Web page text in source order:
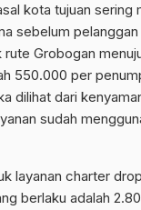
kota tujuan sering
sebelum
Grobogan
550.000 per
dilihat dari
sudah
layanan charter
berlaku adalah